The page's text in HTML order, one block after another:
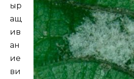
ыр
ащ
ив
ан
ие
ви